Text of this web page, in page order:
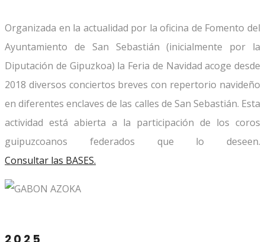
Organizada en la actualidad por la oficina de Fomento del
Ayuntamiento de San Sebastián (inicialmente por la
Diputación de Gipuzkoa) la Feria de Navidad acoge desde
2018 diversos conciertos breves con repertorio navideño
en diferentes enclaves de las calles de San Sebastián. Esta
actividad está abierta a la participación de los coros
guipuzcoanos federados que lo deseen.
Consultar las BASES.